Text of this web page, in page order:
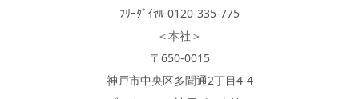
ﾌﾘｰﾀﾞｲﾔﾙ 0120-335-775
＜本社＞
〒650-0015
神戸市中央区多聞通2丁目4-4